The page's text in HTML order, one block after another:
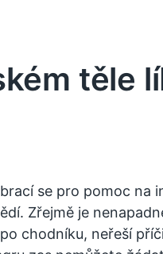
těle
se pro pomoc na
Zřejmě je
chodníku, neřeší